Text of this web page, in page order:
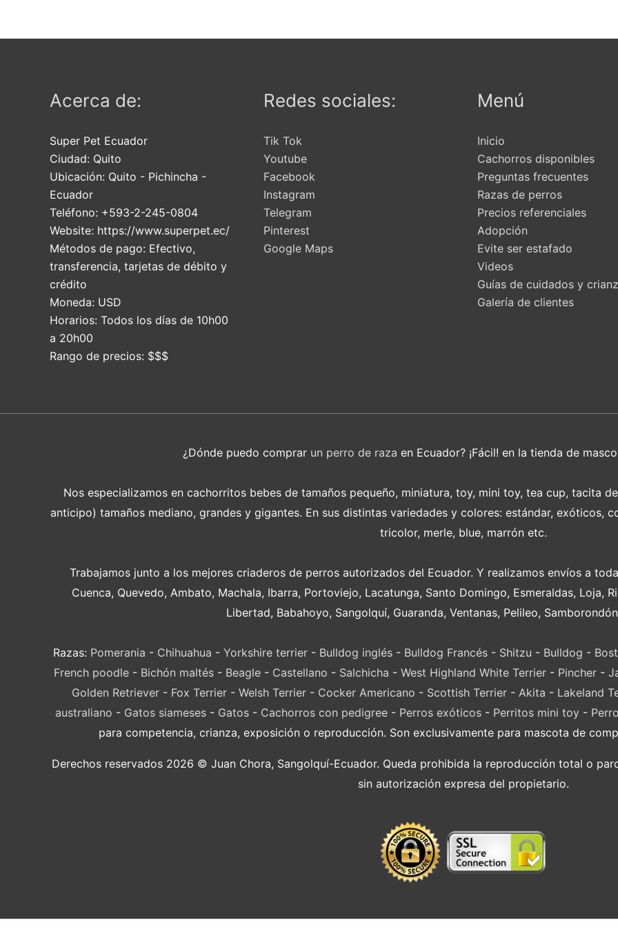
página
Acerca de:
Super Pet Ecuador
Ciudad: Quito
Ubicación: Quito - Pichincha -
Ecuador
Teléfono: +593-2-245-0804
Website: https://www.superpet.ec/
Métodos de pago: Efectivo,
transferencia, tarjetas de débito y
crédito
Moneda: USD
Horarios: Todos los días de 10h00
a 20h00
Rango de precios: $$$
Redes sociales:
Tik Tok
Youtube
Facebook
Instagram
Telegram
Pinterest
Google Maps
Menú
Inicio
Cachorros disponibles
Preguntas frecuentes
Razas de perros
Precios referenciales
Adopción
Evite ser estafado
Videos
Guías de cuidados y
Galería de clientes
¿Dónde puedo comprar un perro de raza en Ecuador? ¡Fácil! en la tienda de
Nos especializamos en cachorritos bebes de tamaños pequeño, miniatura, toy, mini toy, tea cup, tacita
anticipo) tamaños mediano, grandes y gigantes. En sus distintas variedades y colores: estándar, exóticos,
tricolor, merle, blue, marrón etc.
Trabajamos junto a los mejores criaderos de perros autorizados del Ecuador. Y realizamos envíos a
Cuenca, Quevedo, Ambato, Machala, Ibarra, Portoviejo, Lacatunga, Santo Domingo, Esmeraldas, Loja,
Libertad, Babahoyo, Sangolquí, Guaranda, Ventanas, Pelileo,
Razas: Pomerania - Chihuahua - Yorkshire terrier - Bulldog inglés - Bulldog Francés - Shitzu - Bulldog -
French poodle- Bichón maltés- Beagle- Castellano - Salchicha - West Highland White Terrier- Pincher-
Golden Retriever- Fox Terrier- Welsh Terrier- Cocker Americano - Scottish Terrier- Akita - Lakeland
australiano - Gatos siameses- Gatos- Cachorros con pedigree- Perros exóticos- Perritos mini toy-
para competencia, crianza, exposición o reproducción. Son exclusivamente para mascota de
Derechos reservados 2026 © Juan Chora, Sangolquí-Ecuador. Queda prohibida la reproducción total o
sin autorización expresa del propietario.